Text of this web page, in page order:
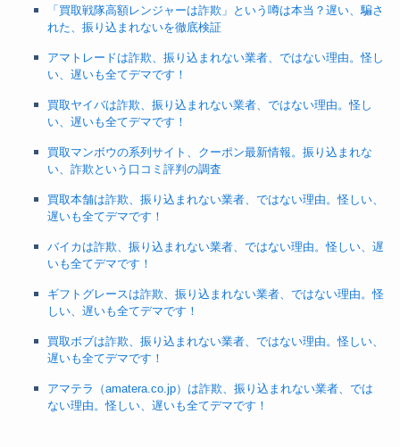
「買取戦隊高額レンジャーは詐欺」という噂は本当？遅い、騙さ
れた、振り込まれないを徹底検証
アマトレードは詐欺、振り込まれない業者、ではない理由。怪し
い、遅いも全てデマです！
買取ヤイバは詐欺、振り込まれない業者、ではない理由。怪し
い、遅いも全てデマです！
買取マンボウの系列サイト、クーポン最新情報。振り込まれな
い、詐欺という口コミ評判の調査
買取本舗は詐欺、振り込まれない業者、ではない理由。怪しい、
遅いも全てデマです！
バイカは詐欺、振り込まれない業者、ではない理由。怪しい、遅
いも全てデマです！
ギフトグレースは詐欺、振り込まれない業者、ではない理由。怪
しい、遅いも全てデマです！
買取ボブは詐欺、振り込まれない業者、ではない理由。怪しい、
遅いも全てデマです！
アマテラ（amatera.co.jp）は詐欺、振り込まれない業者、では
ない理由。怪しい、遅いも全てデマです！